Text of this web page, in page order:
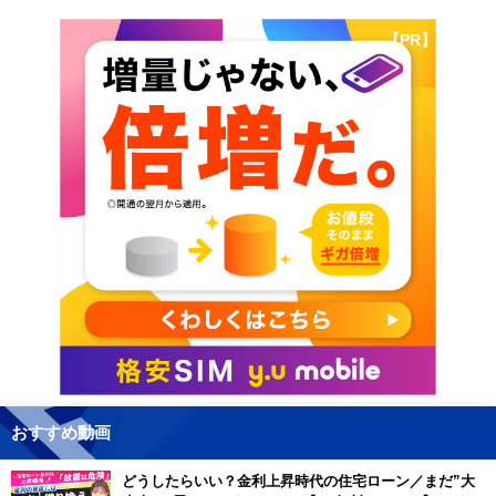
【PR】
おすすめ動画
どうしたらいい？金利上昇時代の住宅ローン／まだ”大